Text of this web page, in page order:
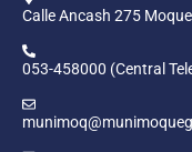
Calle Ancash 275
053-458000 (Central